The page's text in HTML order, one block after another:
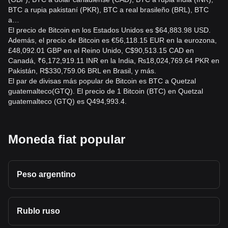
BTC a rupia pakistaní (PKR), BTC a real brasileño (BRL), BTC
a…
El precio de Bitcoin en los Estados Unidos es $64,883.98 USD.
Además, el precio de Bitcoin es €56,118.15 EUR en la eurozona,
£48,092.01 GBP en el Reino Unido, C$90,513.15 CAD en
Canadá, ₹6,172,919.11 INR en la India, ₨18,024,769.64 PKR en
Pakistán, R$330,759.06 BRL en Brasil, y más.
El par de divisas más popular de Bitcoin es BTC a Quetzal
guatemalteco(GTQ). El precio de 1 Bitcoin (BTC) en Quetzal
guatemalteco (GTQ) es Q494,993.4.
Moneda fiat popular
Peso argentino
Rublo ruso